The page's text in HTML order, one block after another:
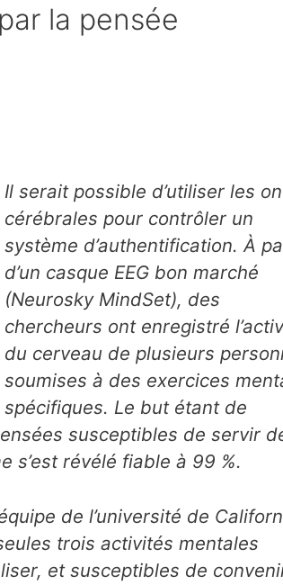
la pensée
Il serait possible d’utiliser les
cérébrales pour contrôler un
système d’authentification. À
d’un casque EEG bon marché
(Neurosky MindSet), des
chercheurs ont enregistré
du cerveau de plusieurs
soumises à des exercices
spécifiques. Le but étant de
susceptibles de servir
s’est révélé fiable à 99 %.
de l’université de
trois activités mentales
et susceptibles de